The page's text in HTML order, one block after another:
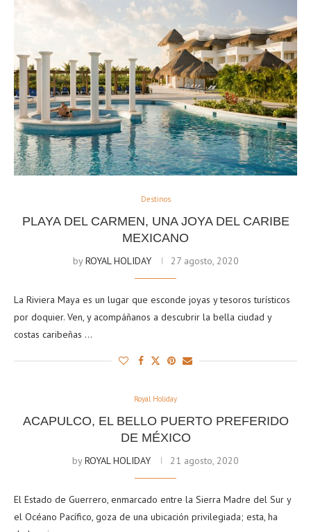
Destinos
PLAYA DEL CARMEN, UNA JOYA DEL CARIBE
MEXICANO
byROYAL HOLIDAY 27 agosto, 2020
La Riviera Maya es un lugar que esconde joyas y tesoros turísticos
por doquier. Ven, y acompáñanos a descubrir la bella ciudad y
costas caribeñas …
Royal Holiday
ACAPULCO, EL BELLO PUERTO PREFERIDO
DE MÉXICO
byROYAL HOLIDAY 21 agosto, 2020
El Estado de Guerrero, enmarcado entre la Sierra Madre del Sur y
el Océano Pacífico, goza de una ubicación privilegiada; esta, ha